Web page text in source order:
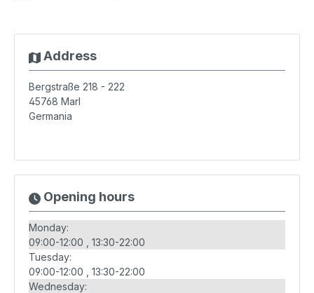
Address
Bergstraße 218 - 222
45768 Marl
Germania
Opening hours
Monday:
09:00-12:00
13:30-22:00
Tuesday:
09:00-12:00
13:30-22:00
Wednesday: